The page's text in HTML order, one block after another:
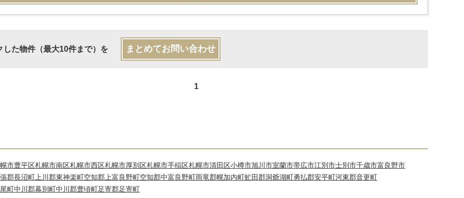
した物件（最大10件まで）を まとめてお問い合わせ
1
市豊平区札幌市南区札幌市西区札幌市厚別区札幌市手稲区札幌市清田区小樽市旭川市室蘭市帯広市江別市士別市千歳市富良野市
郡長沼町上川郡東神楽町空知郡上富良野町空知郡中富良野町雨竜郡幌加内町虻田郡洞爺湖町勇払郡安平町河東郡音更町
町中川郡幕別町中川郡豊頃町足寄郡足寄町